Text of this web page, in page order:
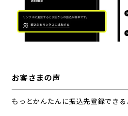
お客さまの声
もっとかんたんに振込先登録でき